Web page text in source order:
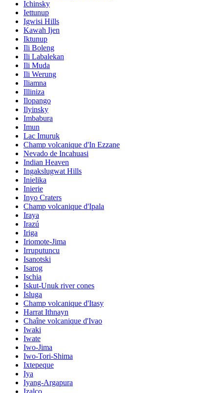
Ichinsky
Iettunup
Igwisi Hills
Kawah Ijen
Iktunup
Ili Boleng
Ili Labalekan
Ili Muda
Ili Werung
Iliamna
Illiniza
Ilopango
Ilyinsky
Imbabura
Imun
Lac Imuruk
Champ volcanique d'In Ezzane
Nevado de Incahuasi
Indian Heaven
Ingakslugwat Hills
Inielika
Inierie
Inyo Craters
Champ volcanique d'Ipala
Iraya
Irazú
Iriga
Iriomote-Jima
Irruputuncu
Isanotski
Isarog
Ischia
Iskut-Unuk river cones
Isluga
Champ volcanique d'Itasy
Harrat Ithnayn
Chaîne volcanique d'Ivao
Iwaki
Iwate
Iwo-Jima
Iwo-Tori-Shima
Ixtepeque
Iya
Iyang-Argapura
Izalco